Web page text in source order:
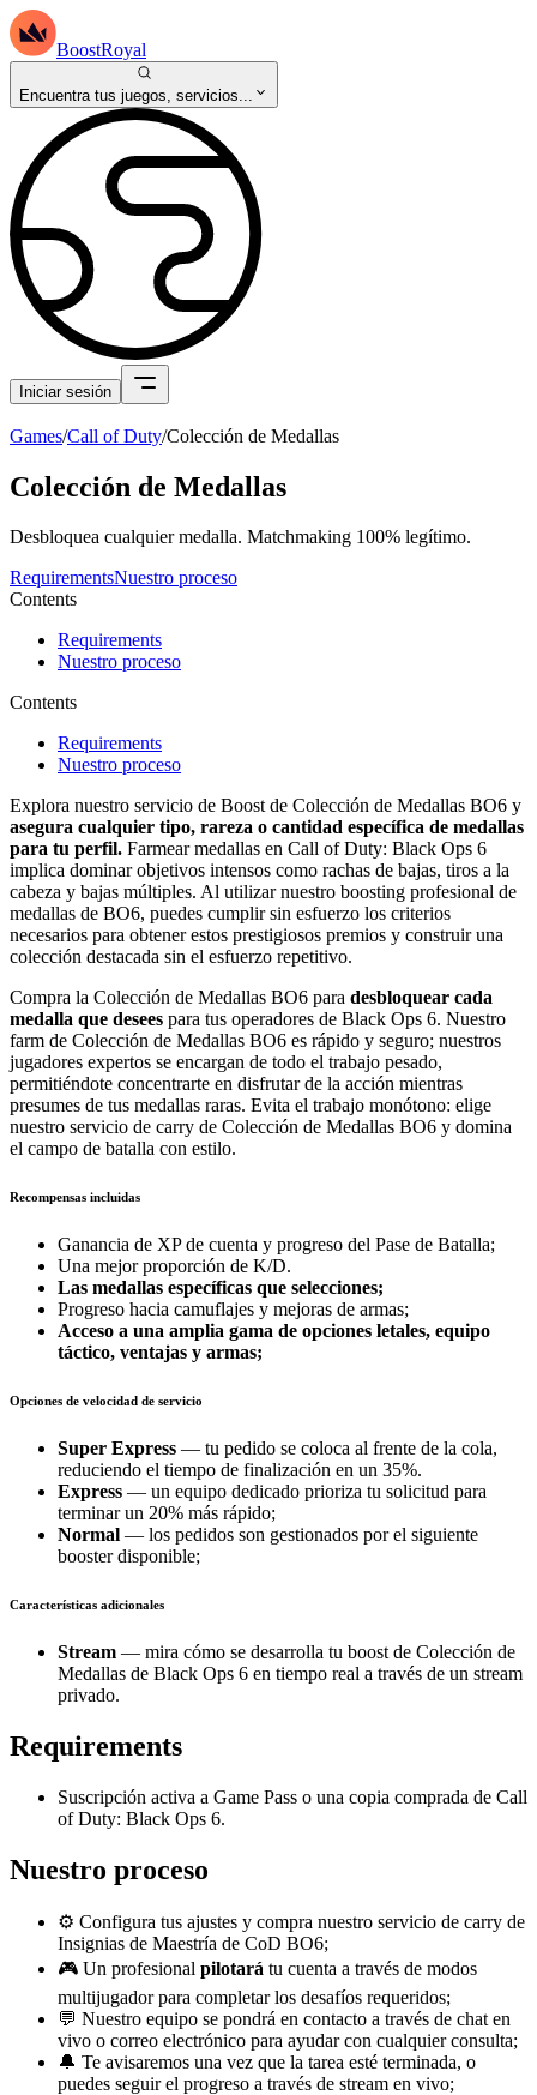
BoostRoyal
Encuentra tus juegos, servicios...
Iniciar sesión
Games/Call of Duty/Colección de Medallas
Colección de Medallas
Desbloquea cualquier medalla. Matchmaking 100% legítimo.
RequirementsNuestro proceso
Contents
Requirements
Nuestro proceso
Contents
Requirements
Nuestro proceso
Explora nuestro servicio de Boost de Colección de Medallas BO6 y
asegura cualquier tipo, rareza o cantidad específica de medallas
para tu perfil. Farmear medallas en Call of Duty: Black Ops 6
implica dominar objetivos intensos como rachas de bajas, tiros a la
cabeza y bajas múltiples. Al utilizar nuestro boosting profesional de
medallas de BO6, puedes cumplir sin esfuerzo los criterios
necesarios para obtener estos prestigiosos premios y construir una
colección destacada sin el esfuerzo repetitivo.
Compra la Colección de Medallas BO6 para desbloquear cada
medalla que desees para tus operadores de Black Ops 6. Nuestro
farm de Colección de Medallas BO6 es rápido y seguro; nuestros
jugadores expertos se encargan de todo el trabajo pesado,
permitiéndote concentrarte en disfrutar de la acción mientras
presumes de tus medallas raras. Evita el trabajo monótono: elige
nuestro servicio de carry de Colección de Medallas BO6 y domina
el campo de batalla con estilo.
Recompensas incluidas
Ganancia de XP de cuenta y progreso del Pase de Batalla;
Una mejor proporción de K/D.
Las medallas específicas que selecciones;
Progreso hacia camuflajes y mejoras de armas;
Acceso a una amplia gama de opciones letales, equipo
táctico, ventajas y armas;
Opciones de velocidad de servicio
Super Express — tu pedido se coloca al frente de la cola,
reduciendo el tiempo de finalización en un 35%.
Express — un equipo dedicado prioriza tu solicitud para
terminar un 20% más rápido;
Normal — los pedidos son gestionados por el siguiente
booster disponible;
Características adicionales
Stream — mira cómo se desarrolla tu boost de Colección de
Medallas de Black Ops 6 en tiempo real a través de un stream
privado.
Requirements
Suscripción activa a Game Pass o una copia comprada de Call
of Duty: Black Ops 6.
Nuestro proceso
⚙️ Configura tus ajustes y compra nuestro servicio de carry de
Insignias de Maestría de CoD BO6;
🎮 Un profesional pilotará tu cuenta a través de modos
multijugador para completar los desafíos requeridos;
💬 Nuestro equipo se pondrá en contacto a través de chat en
vivo o correo electrónico para ayudar con cualquier consulta;
🔔 Te avisaremos una vez que la tarea esté terminada, o
puedes seguir el progreso a través de stream en vivo;